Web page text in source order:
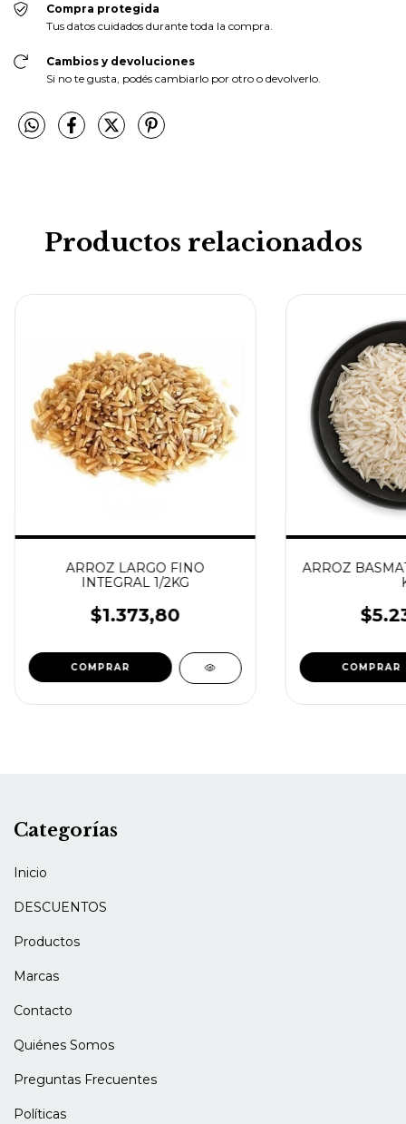
Compra protegida
Tus datos cuidados durante toda la compra.
Cambios y devoluciones
Si no te gusta, podés cambiarlo por otro o devolverlo.
Productos relacionados
ARROZ LARGO FINO
INTEGRAL 1/2KG
$1.373,80
ARROZ
Categorías
Inicio
DESCUENTOS
Productos
Marcas
Contacto
Quiénes Somos
Preguntas Frecuentes
Políticas